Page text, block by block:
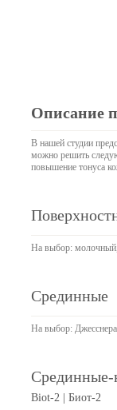
Описание
В нашей студии
можно решить
повышение тонуса
На выбор: молочный,
Срединные
На выбор:
Срединные-
Biot-2 | Биот-2